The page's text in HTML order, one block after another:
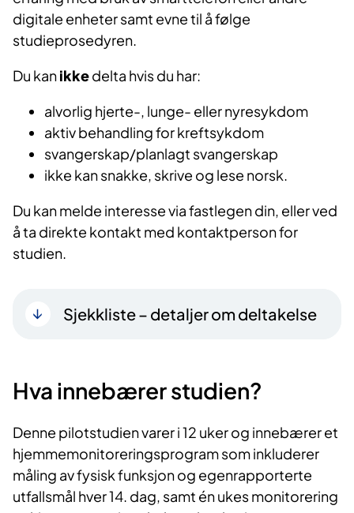
digitale enheter samt evne til å følge
studieprosedyren.
Du kanikkedelta hvis du har:
alvorlig hjerte-, lunge- eller nyresykdom
aktiv behandling for kreftsykdom
svangerskap/planlagt svangerskap
ikke kan snakke, skrive og lese norsk.
Du kan melde interesse via fastlegen din, eller ved
å ta direkte kontakt med kontaktperson for
studien.
Sjekkliste – detaljer om deltakelse
Hva innebærer studien?
Denne pilotstudien varer i 12 uker og innebærer et
hjemmemonitoreringsprogram som inkluderer
måling av fysisk funksjon og egenrapporterte
utfallsmål hver 14. dag, samt én ukes monitorering